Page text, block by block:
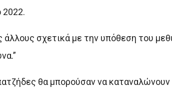
άλλους σχετικά με την υπόθεση του
θα μπορούσαν να